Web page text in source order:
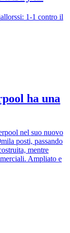
1-1 contro il
ha una
nel suo nuovo
posti, passando
mentre
Ampliato e